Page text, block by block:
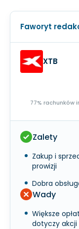
Faworyt
XTB
77% rachunków
Zalety
Zakup i
prowizji
Dobra
Wady
Większe
dotyczy akcji